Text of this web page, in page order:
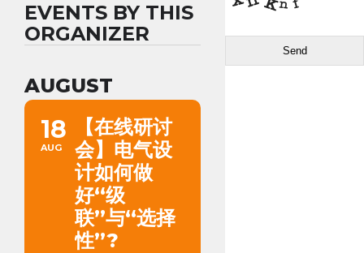
EVENTS BY THIS
ORGANIZER
AUGUST
18
AUG
【在线研讨
会】电气设
计如何做
好“级
联”与“选择
性”?
Send